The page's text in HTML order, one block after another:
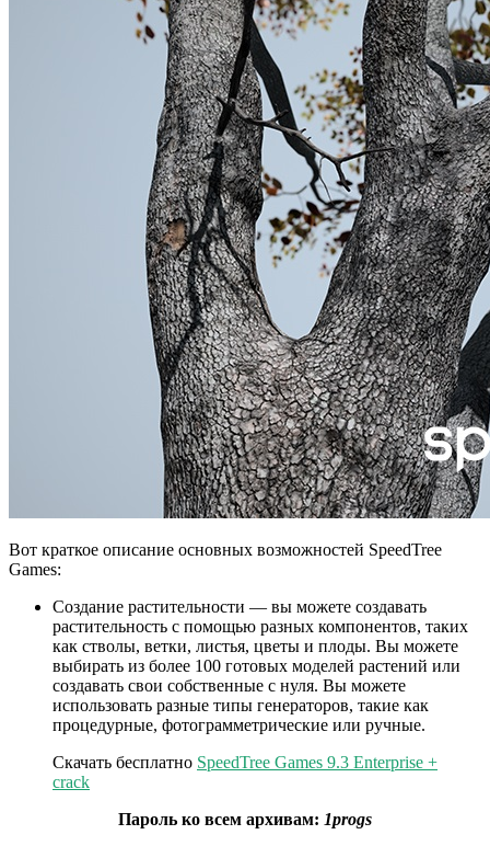
Вот краткое описание основных возможностей SpeedTree
Games:
Создание растительности — вы можете создавать
растительность с помощью разных компонентов, таких
как стволы, ветки, листья, цветы и плоды. Вы можете
выбирать из более 100 готовых моделей растений или
создавать свои собственные с нуля. Вы можете
использовать разные типы генераторов, такие как
процедурные, фотограмметрические или ручные.
Скачать бесплатно SpeedTree Games 9.3 Enterprise +
crack
Пароль ко всем архивам: 1progs